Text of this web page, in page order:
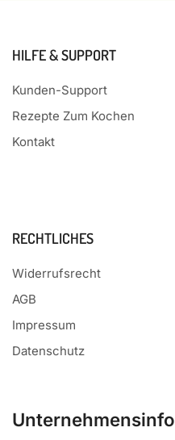
HILFE & SUPPORT
Kunden-Support
Rezepte Zum Kochen
Kontakt
RECHTLICHES
Widerrufsrecht
AGB
Impressum
Datenschutz
Unternehmensinfo